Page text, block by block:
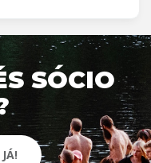
SÓCIO